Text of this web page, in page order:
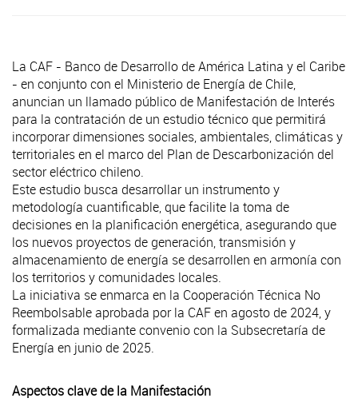
La CAF - Banco de Desarrollo de América Latina y el Caribe
- en conjunto con el Ministerio de Energía de Chile,
anuncian un llamado público de Manifestación de Interés
para la contratación de un estudio técnico que permitirá
incorporar dimensiones sociales, ambientales, climáticas y
territoriales en el marco del Plan de Descarbonización del
sector eléctrico chileno.
Este estudio busca desarrollar un instrumento y
metodología cuantificable, que facilite la toma de
decisiones en la planificación energética, asegurando que
los nuevos proyectos de generación, transmisión y
almacenamiento de energía se desarrollen en armonía con
los territorios y comunidades locales.
La iniciativa se enmarca en la Cooperación Técnica No
Reembolsable aprobada por la CAF en agosto de 2024, y
formalizada mediante convenio con la Subsecretaría de
Energía en junio de 2025.
Aspectos clave de la Manifestación